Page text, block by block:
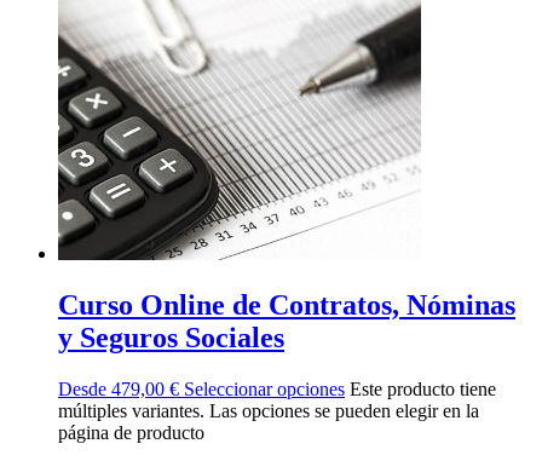
Curso Online de Contratos, Nóminas
y Seguros Sociales
Desde 479,00 € Seleccionar opciones Este producto tiene
múltiples variantes. Las opciones se pueden elegir en la
página de producto